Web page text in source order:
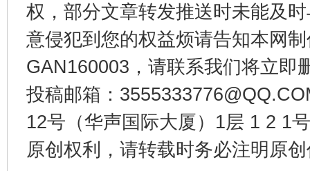
权，部分文章转发推送时未能及
意侵犯到您的权益烦请告知本网
GAN160003，请联系我们将立即
投稿邮箱：
12号（华声国际大厦）1层 1 2 1
原创权利，请转载时务必注明原